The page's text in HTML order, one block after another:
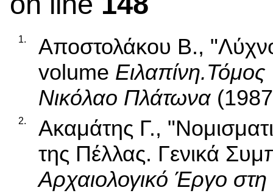
1.
Αποστολάκου Β.,
volume Ειλαπίνη.Τόμος
Νικόλαο Πλάτωνα
2.
Ακαμάτης Γ.,
της Πέλλας. Γενικά
Αρχαιολογικό Έργο